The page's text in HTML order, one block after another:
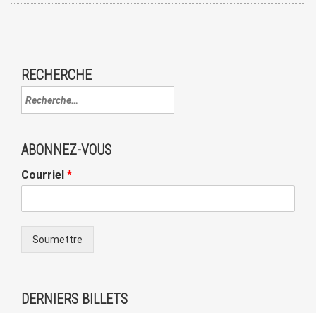
RECHERCHE
ABONNEZ-VOUS
Courriel *
Soumettre
DERNIERS BILLETS